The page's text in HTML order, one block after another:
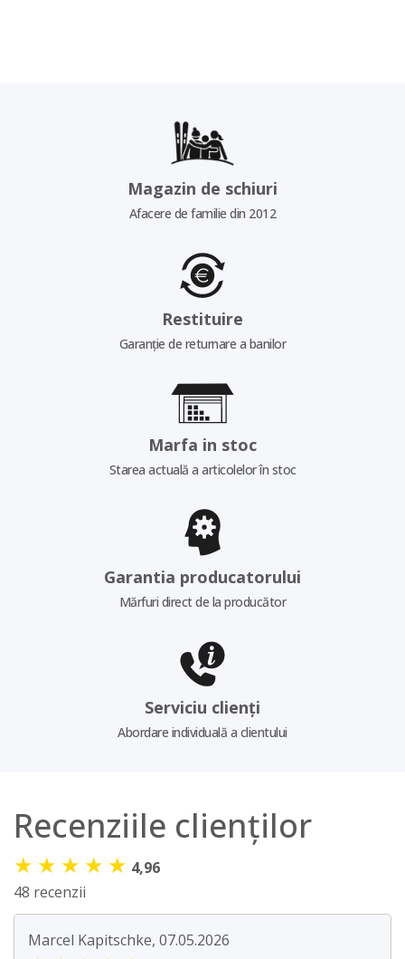
Magazin de schiuri
Afacere de familie din 2012
Restituire
Garanție de returnare a banilor
Marfa in stoc
Starea actuală a articolelor în stoc
Garantia producatorului
Mărfuri direct de la producător
Serviciu clienți
Abordare individuală a clientului
Recenziile clienților
★ ★ ★ ★ ★ 4,96
48 recenzii
Marcel Kapitschke, 07.05.2026